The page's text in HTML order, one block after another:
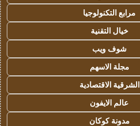
مرابع التكنولوجيا
خيال التقنية
شوف ويب
مجلة الاسهم
الشرقية الاقتصادية
عالم الايفون
مدونة كوكان